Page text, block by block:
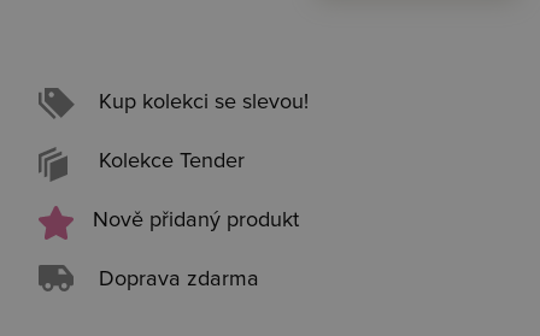
Kup kolekci se slevou!
Kolekce Tender
Nově přidaný produkt
Doprava zdarma